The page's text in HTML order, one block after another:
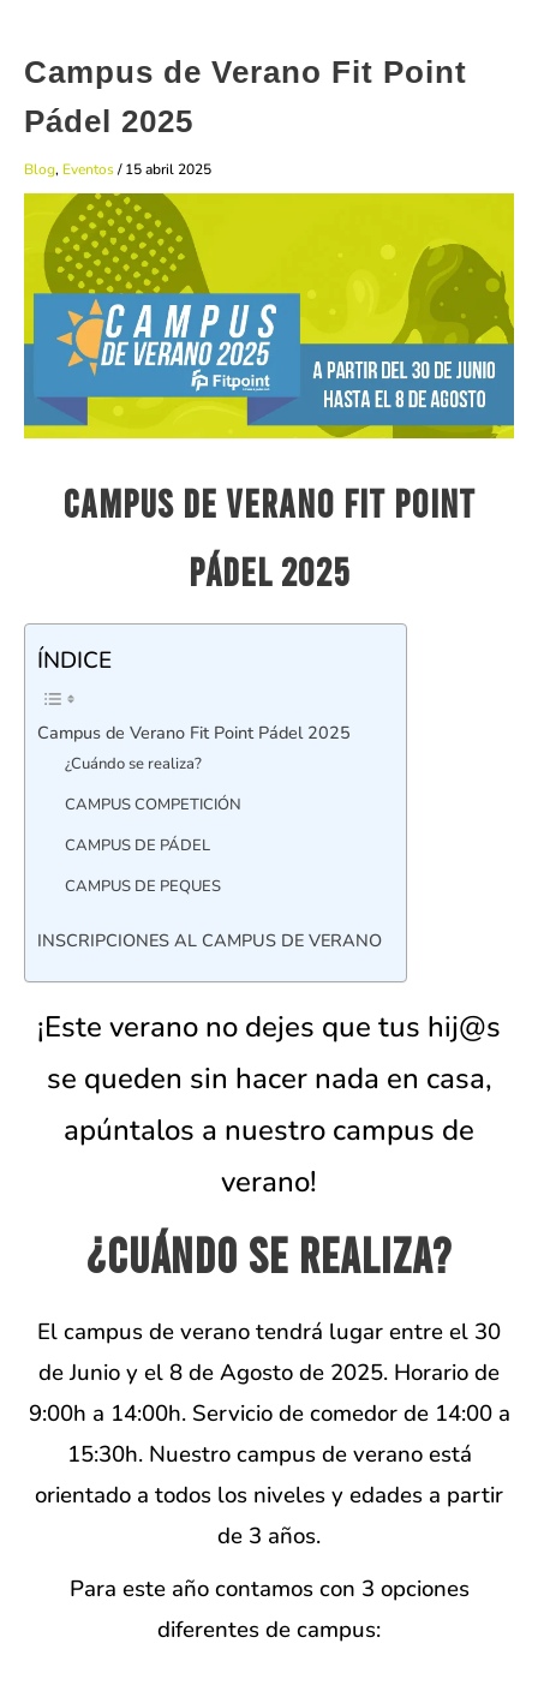
Campus de Verano Fit Point
Pádel 2025
Blog, Eventos/15 abril 2025
Campus de Verano Fit Point
Pádel 2025
ÍNDICE
Campus de Verano Fit Point Pádel 2025
¿Cuándo se realiza?
CAMPUS COMPETICIÓN
CAMPUS DE PÁDEL
CAMPUS DE PEQUES
INSCRIPCIONES AL CAMPUS DE VERANO
¡Este verano no dejes que tus hij@s
se queden sin hacer nada en casa,
apúntalos a nuestro campus de
verano!
¿Cuándo se realiza?
El campus de verano tendrá lugar entre el 30
de Junio y el 8 de Agosto de 2025. Horario de
9:00h a 14:00h. Servicio de comedor de 14:00 a
15:30h. Nuestro campus de verano está
orientado a todos los niveles y edades a partir
de 3 años.
Para este año contamos con 3 opciones
diferentes de campus: